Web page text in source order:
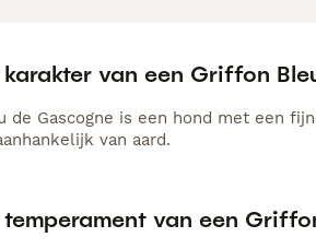
van een Griffon
de Gascogne is een hond met een
van aard.
van een